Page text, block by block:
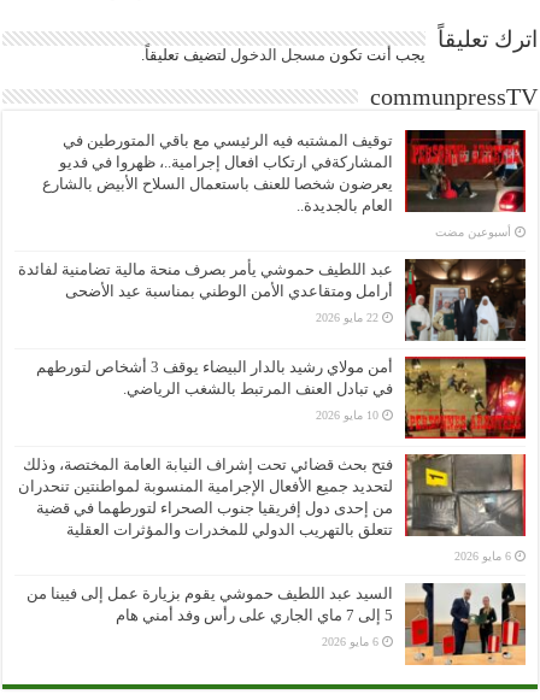
اترك تعليقاً
يجب أنت تكون مسجل الدخول لتضيف تعليقاً.
communpressTV
توقيف المشتبه فيه الرئيسي مع باقي المتورطين في
المشاركةفي ارتكاب افعال إجرامية..، ظهروا في فديو
يعرضون شخصا للعنف باستعمال السلاح الأبيض بالشارع
العام بالجديدة..
‏أسبوعين مضت
عبد اللطيف حموشي يأمر بصرف منحة مالية تضامنية لفائدة
أرامل ومتقاعدي الأمن الوطني بمناسبة عيد الأضحى
22 مايو 2026
أمن مولاي رشيد بالدار البيضاء يوقف 3 أشخاص لتورطهم
في تبادل العنف المرتبط بالشغب الرياضي.
10 مايو 2026
فتح بحث قضائي تحت إشراف النيابة العامة المختصة، وذلك
لتحديد جميع الأفعال الإجرامية المنسوبة لمواطنتين تنحدران
من إحدى دول إفريقيا جنوب الصحراء لتورطهما في قضية
تتعلق بالتهريب الدولي للمخدرات والمؤثرات العقلية
6 مايو 2026
السيد عبد اللطيف حموشي يقوم بزيارة عمل إلى فيينا من
5 إلى 7 ماي الجاري على رأس وفد أمني هام
6 مايو 2026